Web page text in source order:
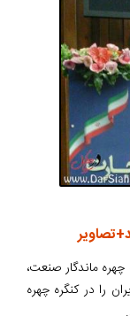
ماندگار صنعت،
را در کنگره چهره